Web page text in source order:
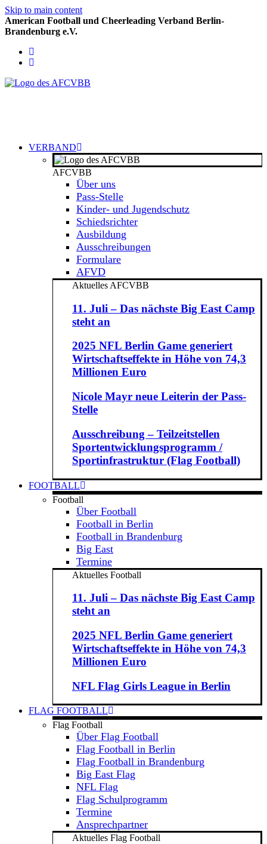
Skip to main content
American Football und Cheerleading Verband Berlin-
Brandenburg e.V.
VERBAND
AFCVBB
Über uns
Pass-Stelle
Kinder- und Jugendschutz
Schiedsrichter
Ausbildung
Ausschreibungen
Formulare
AFVD
Aktuelles AFCVBB
11. Juli – Das nächste Big East Camp
steht an
2025 NFL Berlin Game generiert
Wirtschaftseffekte in Höhe von 74,3
Millionen Euro
Nicole Mayr neue Leiterin der Pass-
Stelle
Ausschreibung – Teilzeitstellen
Sportentwicklungsprogramm /
Sportinfrastruktur (Flag Football)
FOOTBALL
Football
Über Football
Football in Berlin
Football in Brandenburg
Big East
Termine
Aktuelles Football
11. Juli – Das nächste Big East Camp
steht an
2025 NFL Berlin Game generiert
Wirtschaftseffekte in Höhe von 74,3
Millionen Euro
NFL Flag Girls League in Berlin
FLAG FOOTBALL
Flag Football
Über Flag Football
Flag Football in Berlin
Flag Football in Brandenburg
Big East Flag
NFL Flag
Flag Schulprogramm
Termine
Ansprechpartner
Aktuelles Flag Football